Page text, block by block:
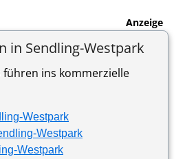
Anzeige
in Sendling-Westpark
führen ins kommerzielle
Westpark
Westpark
Westpark